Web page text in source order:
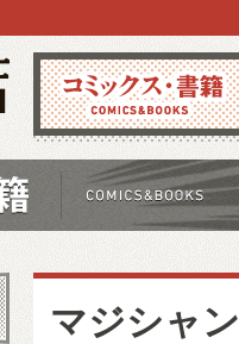
コミックス
マジシャン